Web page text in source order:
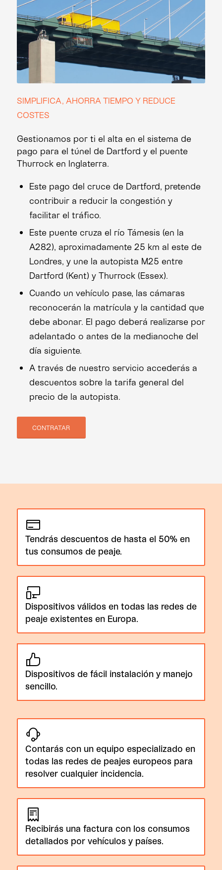
SIMPLIFICA, AHORRA TIEMPO Y REDUCE
COSTES
Gestionamos por ti el alta en el sistema de
pago para el túnel de Dartford y el puente
Thurrock en Inglaterra.
Este pago del cruce de Dartford, pretende
contribuir a reducir la congestión y
facilitar el tráfico.
Este puente cruza el río Támesis (en la
A282), aproximadamente 25 km al este de
Londres, y une la autopista M25 entre
Dartford (Kent) y Thurrock (Essex).
Cuando un vehículo pase, las cámaras
reconocerán la matrícula y la cantidad que
debe abonar. El pago deberá realizarse por
adelantado o antes de la medianoche del
día siguiente.
A través de nuestro servicio accederás a
descuentos sobre la tarifa general del
precio de la autopista.
CONTRATAR
Tendrás descuentos de hasta el 50% en
tus consumos de peaje.
Dispositivos válidos en todas las redes de
peaje existentes en Europa.
Dispositivos de fácil instalación y manejo
sencillo.
Contarás con un equipo especializado en
todas las redes de peajes europeos para
resolver cualquier incidencia.
Recibirás una factura con los consumos
detallados por vehículos y países.